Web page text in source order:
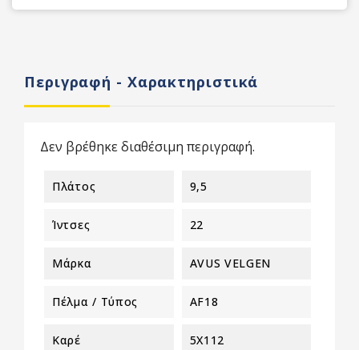
Περιγραφή - Χαρακτηριστικά
Δεν βρέθηκε διαθέσιμη περιγραφή.
Πλάτος 9,5
Ίντσες 22
Μάρκα AVUS VELGEN
Πέλμα / Τύπος AF18
Καρέ 5X112